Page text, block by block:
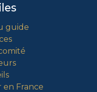
guide
en France